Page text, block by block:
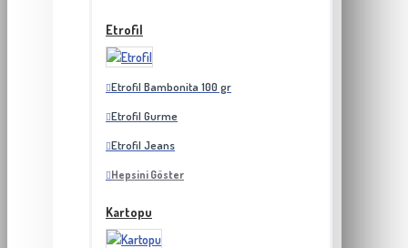
Etrofil
Etrofil Bambonita 100 gr
Etrofil Gurme
Etrofil Jeans
Hepsini Göster
Kartopu